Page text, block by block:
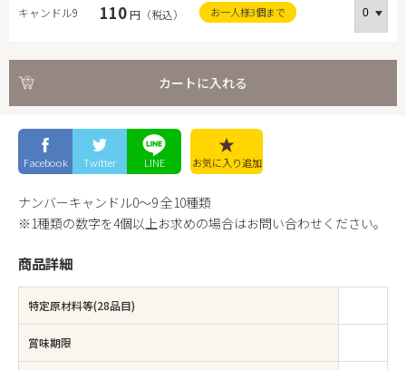
キャンドル9 110円（税込） お一人様3個まで
カートに入れる
Facebook Twitter LINE お気に入り追加
ナンバーキャンドル0～9 全10種類
※1種類の数字を4個以上お求めの場合はお問い合わせください。
商品詳細
特定原材料等(28品目)
賞味期限